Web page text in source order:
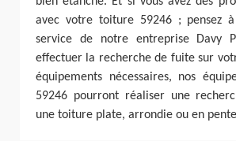
avec votre toiture 59246 ; pensez
service de notre entreprise Davy
effectuer la recherche de fuite sur
équipements nécessaires, nos
59246 pourront réaliser une
une toiture plate, arrondie ou en